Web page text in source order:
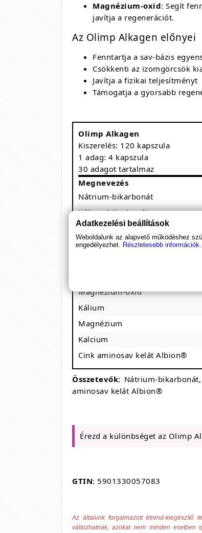
Magnézium-oxid: Segít
javítja a regenerációt.
Az Olimp Alkagen előnyei
Fenntartja a sav-bázis
Csökkenti az izomgörcsök
Javítja a fizikai teljesítményt
Támogatja a gyorsabb
Olimp Alkagen
Kiszerelés: 120 kapszula
1 adag: 4 kapszula
30 adagot tartalmaz
Megnevezés
Nátrium-bikarbonát
Kálium-bikarbonát
Kalcium-foszfát
Kálium-citrát
Magnézium-oxid
Kálium
Magnézium
Kalcium
Cink aminosav kelát Albion®
Összetevők: Nátrium-
aminosav kelát Albion®
Érezd a különbséget az Olimp
GTIN: 5901330057083
Az általunk forgalmazott étrend-kiegészítő
változhatnak, azokat nem minden esetben
Adatkezelési beállítások
Weboldalunk az alapvető működéshez
engedélyezhet. Részletesebb információk.